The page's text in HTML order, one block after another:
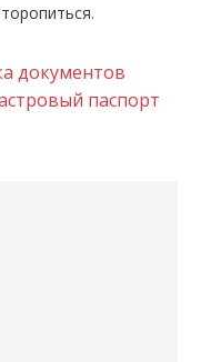
документов
паспорт